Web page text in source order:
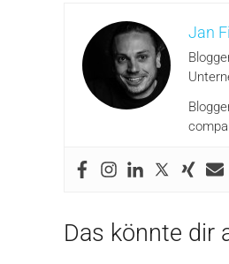
Jan
Das könnte dir